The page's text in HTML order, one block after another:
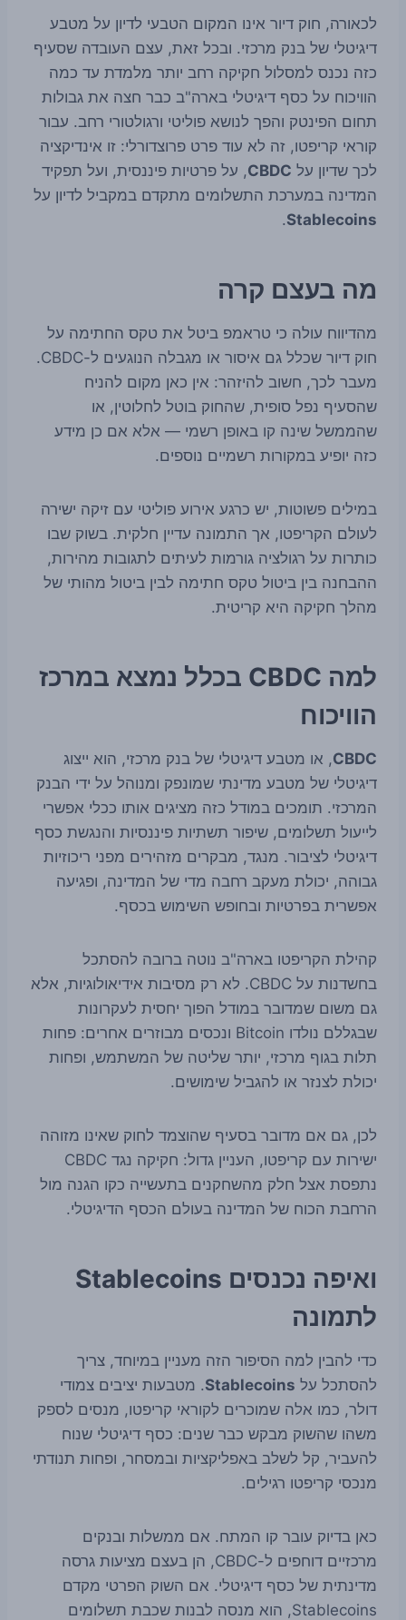
לכאורה, חוק דיור אינו המקום הטבעי לדיון על מטבע
דיגיטלי של בנק מרכזי. ובכל זאת, עצם העובדה שסעיף
כזה נכנס למסלול חקיקה רחב יותר מלמדת עד כמה
הוויכוח על כסף דיגיטלי בארה"ב כבר חצה את גבולות
תחום הפינטק והפך לנושא פוליטי ורגולטורי רחב. עבור
קוראי קריפטו, זה לא עוד פרט פרוצדורלי: זו אינדיקציה
לכך שדיון על CBDC, על פרטיות פיננסית, ועל תפקיד
המדינה במערכת התשלומים מתקדם במקביל לדיון על
Stablecoins
.
מה בעצם קרה
מהדיווח עולה כי טראמפ ביטל את טקס החתימה על
חוק דיור שכלל גם איסור או מגבלה הנוגעים ל-CBDC.
מעבר לכך, חשוב להיזהר: אין כאן מקום להניח
שהסעיף נפל סופית, שהחוק בוטל לחלוטין, או
שהממשל שינה קו באופן רשמי — אלא אם כן מידע
כזה יופיע במקורות רשמיים נוספים.
במילים פשוטות, יש כרגע אירוע פוליטי עם זיקה ישירה
לעולם הקריפטו, אך התמונה עדיין חלקית. בשוק שבו
כותרות על רגולציה גורמות לעיתים לתגובות מהירות,
ההבחנה בין ביטול טקס חתימה לבין ביטול מהותי של
מהלך חקיקה היא קריטית.
למה CBDC בכלל נמצא במרכז
הוויכוח
CBDC, או מטבע דיגיטלי של בנק מרכזי, הוא ייצוג
דיגיטלי של מטבע מדינתי שמונפק ומנוהל על ידי הבנק
המרכזי. תומכים במודל כזה מציגים אותו ככלי אפשרי
לייעול תשלומים, שיפור תשתיות פיננסיות והנגשת כסף
דיגיטלי לציבור. מנגד, מבקרים מזהירים מפני ריכוזיות
גבוהה, יכולת מעקב רחבה מדי של המדינה, ופגיעה
אפשרית בפרטיות ובחופש השימוש בכסף.
קהילת הקריפטו בארה"ב נוטה ברובה להסתכל
בחשדנות על CBDC. לא רק מסיבות אידיאולוגיות, אלא
גם משום שמדובר במודל הפוך יחסית לעקרונות
שבגללם נולדו Bitcoin ונכסים מבוזרים אחרים: פחות
תלות בגוף מרכזי, יותר שליטה של המשתמש, ופחות
יכולת לצנזר או להגביל שימושים.
לכן, גם אם מדובר בסעיף שהוצמד לחוק שאינו מזוהה
ישירות עם קריפטו, העניין גדול: חקיקה נגד CBDC
נתפסת אצל חלק מהשחקנים בתעשייה כקו הגנה מול
הרחבת הכוח של המדינה בעולם הכסף הדיגיטלי.
ואיפה נכנסים Stablecoins
לתמונה
כדי להבין למה הסיפור הזה מעניין במיוחד, צריך
להסתכל על Stablecoins. מטבעות יציבים צמודי
דולר, כמו אלה שמוכרים לקוראי קריפטו, מנסים לספק
משהו שהשוק מבקש כבר שנים: כסף דיגיטלי שנוח
להעביר, קל לשלב באפליקציות ובמסחר, ופחות תנודתי
מנכסי קריפטו רגילים.
כאן בדיוק עובר קו המתח. אם ממשלות ובנקים
מרכזיים דוחפים ל-CBDC, הן בעצם מציעות גרסה
מדינתית של כסף דיגיטלי. אם השוק הפרטי מקדם
Stablecoins, הוא מנסה לבנות שכבת תשלומים